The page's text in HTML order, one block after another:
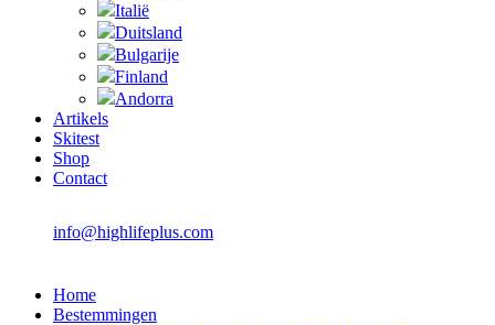
Italië
Duitsland
Bulgarije
Finland
Andorra
Artikels
Skitest
Shop
Contact
info@highlifeplus.com
Home
Bestemmingen